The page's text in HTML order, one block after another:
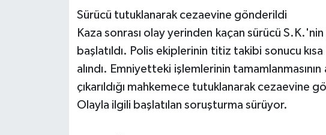
Sürücü tutuklanarak cezaevine gönderildi
Kaza sonrası olay yerinden kaçan sürücü S.K.'nin
başlatıldı. Polis ekiplerinin titiz takibi sonucu
alındı. Emniyetteki işlemlerinin
çıkarıldığı mahkemece tutuklanarak cezaevine
Olayla ilgili başlatılan soruşturma sürüyor.